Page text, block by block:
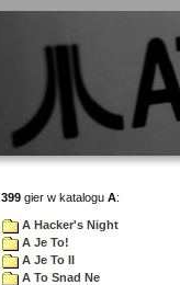
399 gier w katalogu A:
A Hacker's Night
A Je To!
A Je To II
A To Snad Ne